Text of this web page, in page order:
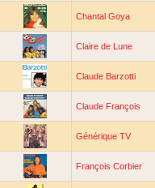
Chantal Goya
Claire de Lune
Claude Barzotti
Claude François
Générique TV
François Corbier